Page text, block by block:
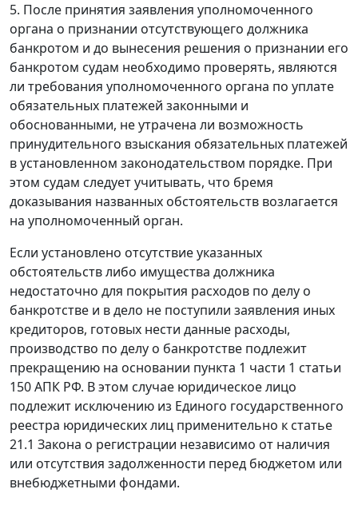
5. После принятия заявления уполномоченного
органа о признании отсутствующего должника
банкротом и до вынесения решения о признании его
банкротом судам необходимо проверять, являются
ли требования уполномоченного органа по уплате
обязательных платежей законными и
обоснованными, не утрачена ли возможность
принудительного взыскания обязательных платежей
в установленном законодательством порядке. При
этом судам следует учитывать, что бремя
доказывания названных обстоятельств возлагается
на уполномоченный орган.
Если установлено отсутствие указанных
обстоятельств либо имущества должника
недостаточно для покрытия расходов по делу о
банкротстве и в дело не поступили заявления иных
кредиторов, готовых нести данные расходы,
производство по делу о банкротстве подлежит
прекращению на основании пункта 1 части 1 статьи
150АПК РФ. В этом случае юридическое лицо
подлежит исключению из Единого государственного
реестра юридических лиц применительно к статье
21.1 Закона о регистрации независимо от наличия
или отсутствия задолженности перед бюджетом или
внебюджетными фондами.